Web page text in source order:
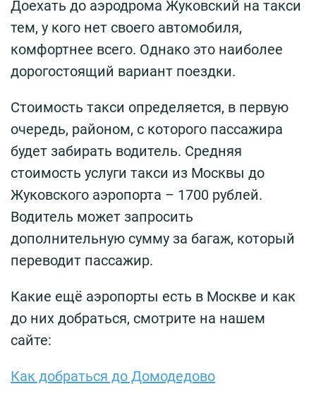
Доехать до аэродрома Жуковский на такси
тем, у кого нет своего автомобиля,
комфортнее всего. Однако это наиболее
дорогостоящий вариант поездки.
Стоимость такси определяется, в первую
очередь, районом, с которого пассажира
будет забирать водитель. Средняя
стоимость услуги такси из Москвы до
Жуковского аэропорта – 1700 рублей.
Водитель может запросить
дополнительную сумму за багаж, который
переводит пассажир.
Какие ещё аэропорты есть в Москве и как
до них добраться, смотрите на нашем
сайте:
Как добраться до Домодедово